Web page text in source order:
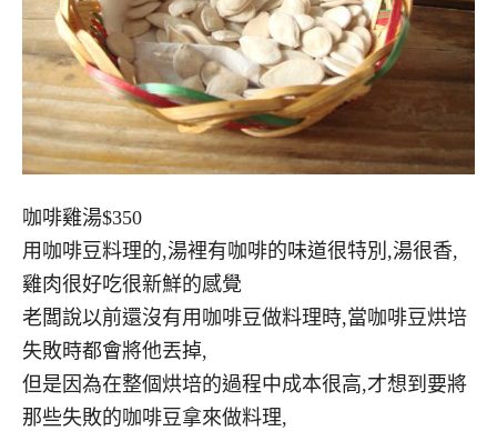
咖啡雞湯$350
用咖啡豆料理的,湯裡有咖啡的味道很特別,湯很香,
雞肉很好吃很新鮮的感覺
老闆說以前還沒有用咖啡豆做料理時,當咖啡豆烘培
失敗時都會將他丟掉,
但是因為在整個烘培的過程中成本很高,才想到要將
那些失敗的咖啡豆拿來做料理,